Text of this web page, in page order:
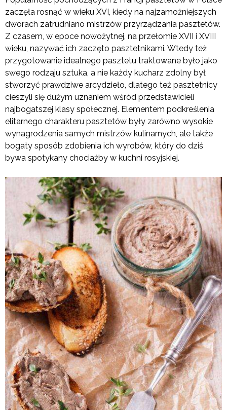
zaczęła rosnąć w wieku XVI, kiedy na najzamożniejszych
dworach zatrudniano mistrzów przyrządzania pasztetów.
Z czasem, w epoce nowożytnej, na przełomie XVII i XVIII
wieku, nazywać ich zaczęto pasztetnikami. Wtedy też
przygotowanie idealnego pasztetu traktowane było jako
swego rodzaju sztuka, a nie każdy kucharz zdolny był
stworzyć prawdziwe arcydzieło, dlatego też pasztetnicy
cieszyli się dużym uznaniem wśród przedstawicieli
najbogatszej klasy społecznej. Elementem podkreślenia
elitarnego charakteru pasztetów były zarówno wysokie
wynagrodzenia samych mistrzów kulinarnych, ale także
bogaty sposób zdobienia ich wyrobów, który do dziś
bywa spotykany chociażby w kuchni rosyjskiej.